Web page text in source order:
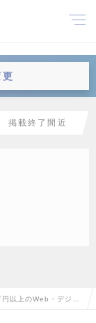
掲載終了間近
以上のWeb・デジタ